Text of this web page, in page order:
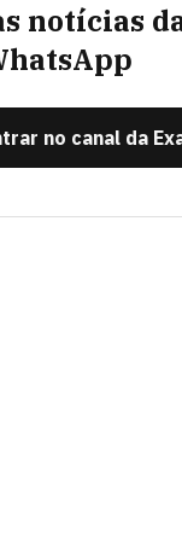
notícias
no canal da